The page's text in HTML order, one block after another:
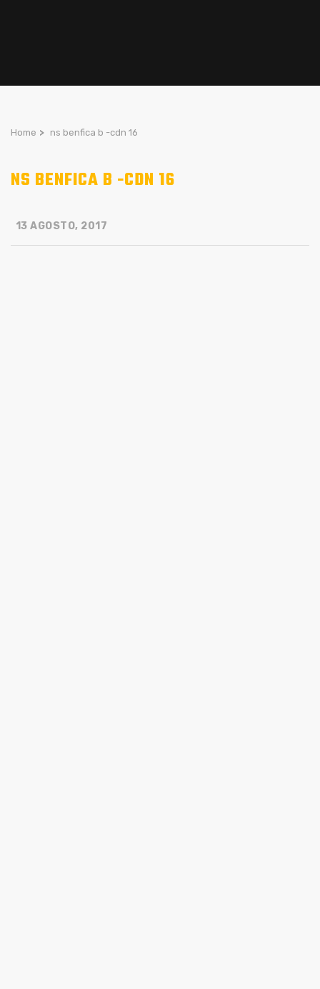
Home > ns benfica b -cdn 16
NS BENFICA B -CDN 16
13 AGOSTO, 2017